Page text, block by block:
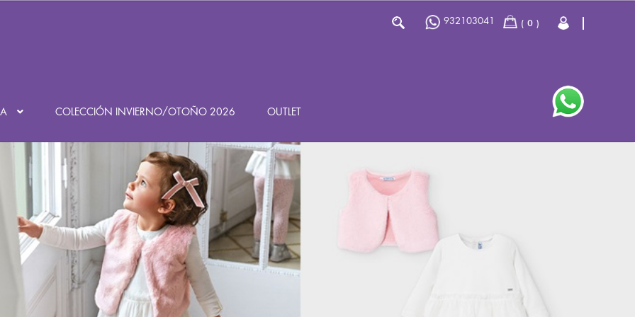
COLECCIÓN INVIERNO/OTOÑO 2026 OUTLET
932103041 0